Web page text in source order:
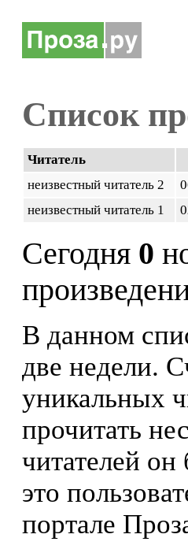
Список
Читатель
неизвестный читатель 2
неизвестный читатель 1
Сегодня 0
В данном
две недели.
уникальных
прочитать
читателей он
это
портале